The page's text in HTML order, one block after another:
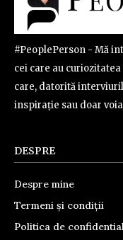
#PeoplePerson - Mă
cei care au
care, datorită
inspirație sau doar
DESPRE
Despre mine
Termeni și condiții
Politica de